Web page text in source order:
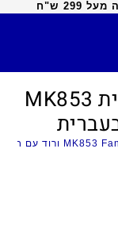
ש"ח
מקלדת גיימינג מכנית חוטית MK853